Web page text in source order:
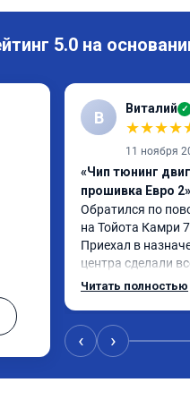
5.0 на
В Виталий ✓
★★★★
11 ноября
«Чип тюнинг
прошивка Евро 2»
Обратился по
на Тойота Камри
Приехал в
центра сделали
Авто тестирую,
Читать полностью
‹ ›